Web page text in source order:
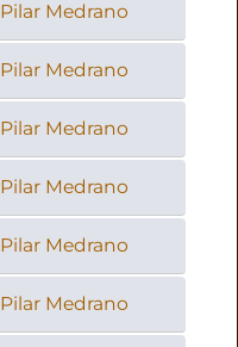
Pilar Medrano
Pilar Medrano
Pilar Medrano
Pilar Medrano
Pilar Medrano
Pilar Medrano